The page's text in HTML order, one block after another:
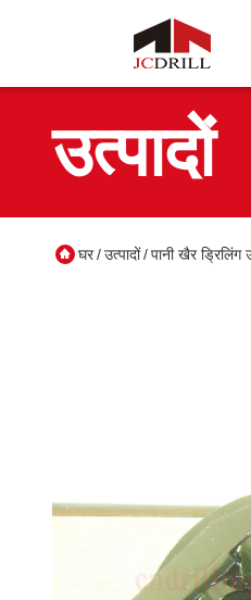
उत्पादों
घर/उत्पादों/पानी खैर